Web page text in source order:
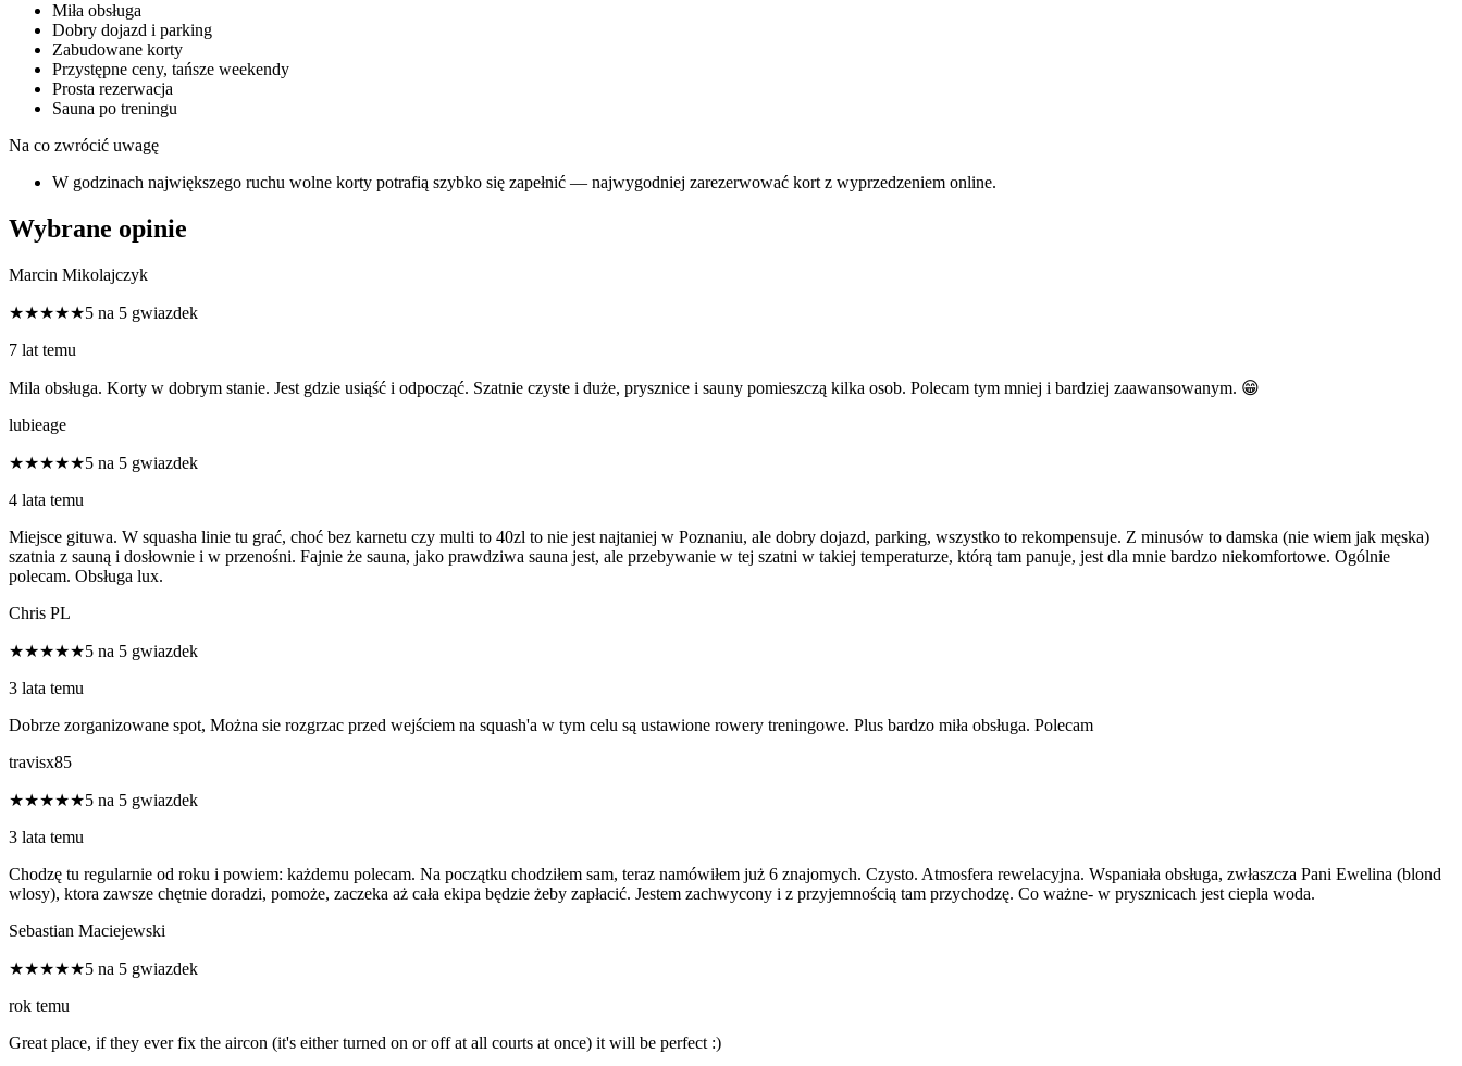
Miła obsługa
Dobry dojazd i parking
Zabudowane korty
Przystępne ceny, tańsze weekendy
Prosta rezerwacja
Sauna po treningu
Na co zwrócić uwagę
W godzinach największego ruchu wolne korty potrafią szybko się zapełnić — najwygodniej zarezerwować kort z wyprzedzeniem online.
Wybrane opinie
Marcin Mikolajczyk
★★★★★5 na 5 gwiazdek
7 lat temu
Mila obsługa. Korty w dobrym stanie. Jest gdzie usiąść i odpocząć. Szatnie czyste i duże, prysznice i sauny pomieszczą kilka osob. Polecam tym mniej i bardziej zaawansowanym. 😁
lubieage
★★★★★5 na 5 gwiazdek
4 lata temu
Miejsce gituwa. W squasha linie tu grać, choć bez karnetu czy multi to 40zl to nie jest najtaniej w Poznaniu, ale dobry dojazd, parking, wszystko to rekompensuje. Z minusów to damska (nie wiem jak męska)
szatnia z sauną i dosłownie i w przenośni. Fajnie że sauna, jako prawdziwa sauna jest, ale przebywanie w tej szatni w takiej temperaturze, którą tam panuje, jest dla mnie bardzo niekomfortowe. Ogólnie
polecam. Obsługa lux.
Chris PL
★★★★★5 na 5 gwiazdek
3 lata temu
Dobrze zorganizowane spot, Można sie rozgrzac przed wejściem na squash'a w tym celu są ustawione rowery treningowe. Plus bardzo miła obsługa. Polecam
travisx85
★★★★★5 na 5 gwiazdek
3 lata temu
Chodzę tu regularnie od roku i powiem: każdemu polecam. Na początku chodziłem sam, teraz namówiłem już 6 znajomych. Czysto. Atmosfera rewelacyjna. Wspaniała obsługa, zwłaszcza Pani Ewelina (blond
wlosy), ktora zawsze chętnie doradzi, pomoże, zaczeka aż cała ekipa będzie żeby zapłacić. Jestem zachwycony i z przyjemnością tam przychodzę. Co ważne- w prysznicach jest ciepla woda.
Sebastian Maciejewski
★★★★★5 na 5 gwiazdek
rok temu
Great place, if they ever fix the aircon (it's either turned on or off at all courts at once) it will be perfect :)